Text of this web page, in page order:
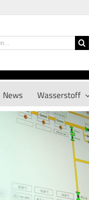
News Wasserstoff